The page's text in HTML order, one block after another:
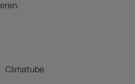
Climatube